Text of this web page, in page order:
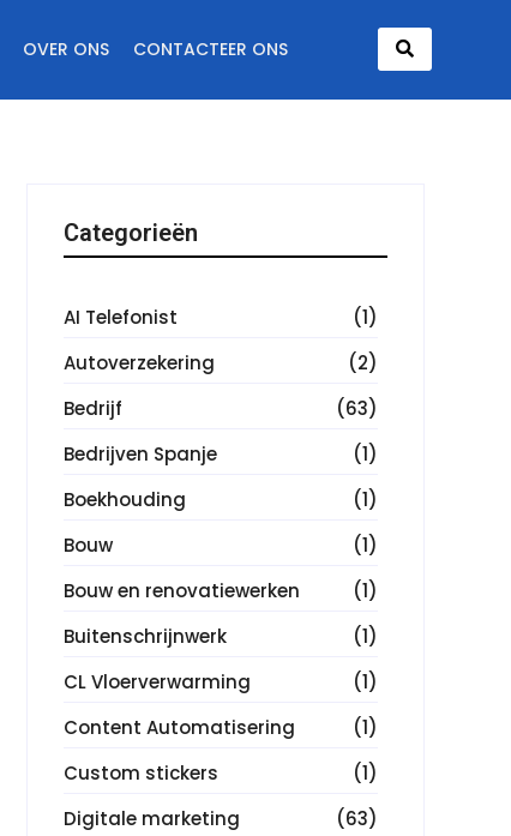
OVER ONS CONTACTEER ONS
Categorieën
AI Telefonist
(1)
Autoverzekering
(2)
Bedrijf
(63)
Bedrijven Spanje
(1)
Boekhouding
(1)
Bouw
(1)
Bouw en renovatiewerken
(1)
Buitenschrijnwerk
(1)
CL Vloerverwarming
(1)
Content Automatisering
(1)
Custom stickers
(1)
Digitale marketing
(63)